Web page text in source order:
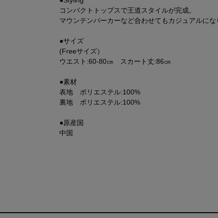
コンパクトトップスで王道スタイルが完成。
マウンテンパーカーなど合わせてもカジュアルに
●サイズ
(Freeサイズ）
ウエスト:60-80㎝ スカート丈:86㎝
●素材
表地 ポリエステル:100%
裏地 ポリエステル:100%
●原産国
中国